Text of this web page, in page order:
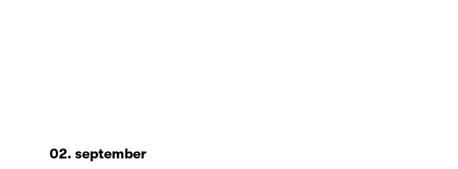
02. september